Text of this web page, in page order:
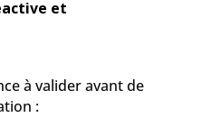
et
à valider avant de
: